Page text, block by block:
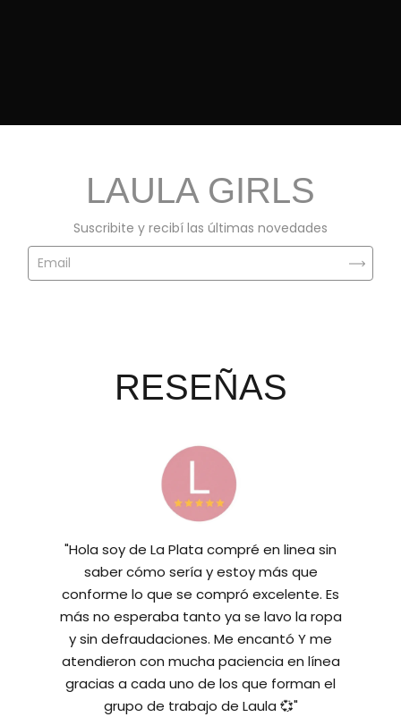
LAULA GIRLS
Suscribite y recibí las últimas novedades
RESEÑAS
"Hola soy de La Plata compré en linea sin
saber cómo sería y estoy más que
conforme lo que se compró excelente. Es
más no esperaba tanto ya se lavo la ropa
y sin defraudaciones. Me encantó Y me
atendieron con mucha paciencia en línea
gracias a cada uno de los que forman el
grupo de trabajo de Laula 💞"